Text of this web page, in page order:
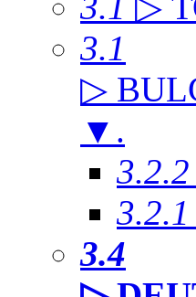
3.1
▷
▼ .
3.2.2
3.2.1
3.4